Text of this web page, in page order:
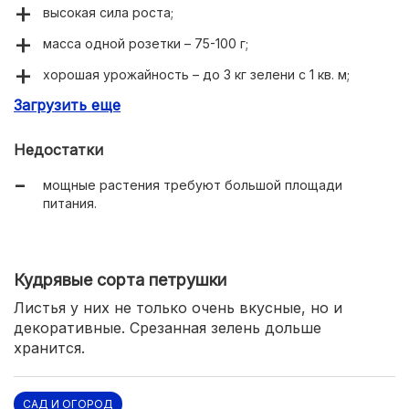
высокая сила роста;
масса одной розетки – 75-100 г;
хорошая урожайность – до 3 кг зелени с 1 кв. м;
подходит для промышленного выращивания на
Загрузить еще
Недостатки
мощные растения требуют большой площади
питания.
Кудрявые сорта петрушки
Листья у них не только очень вкусные, но и
декоративные. Срезанная зелень дольше
хранится.
САД И ОГОРОД